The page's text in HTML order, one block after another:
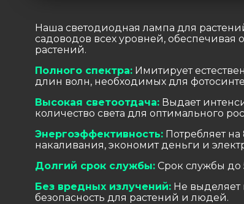
Наша светодиодная лампа для
садоводов всех уровней,
растений.
Полного спектра: Имитирует
длин волн, необходимых для
Высокая светоотдача: Выдает
количество света для оптимального
Энергоэффективность: Потребляет
накаливания, экономит деньги и
Долгий срок службы: Срок службы до
Без вредных излучений: Не выделяет
безопасность для растений и людей.